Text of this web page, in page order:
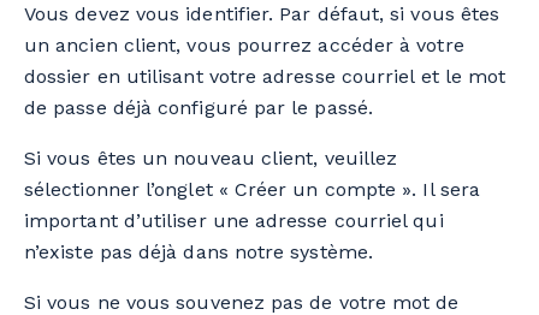
Vous devez vous identifier. Par défaut, si vous êtes
un ancien client, vous pourrez accéder à votre
dossier en utilisant votre adresse courriel et le mot
de passe déjà configuré par le passé.
Si vous êtes un nouveau client, veuillez
sélectionner l’onglet « Créer un compte ». Il sera
important d’utiliser une adresse courriel qui
n’existe pas déjà dans notre système.
Si vous ne vous souvenez pas de votre mot de